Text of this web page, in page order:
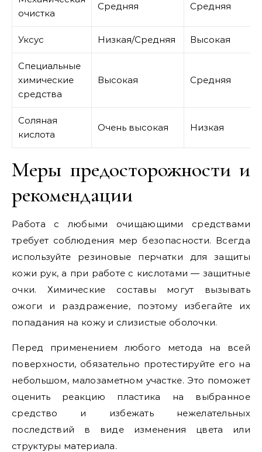
очистка
Средняя Средняя
Уксус Низкая/Средняя Высокая
Специальные
химические
средства
Высокая Средняя
Соляная
кислота
Очень высокая Низкая
Меры предосторожности и
рекомендации
Работа с любыми очищающими средствами
требует соблюдения мер безопасности. Всегда
используйте резиновые перчатки для защиты
кожи рук, а при работе с кислотами — защитные
очки. Химические составы могут вызывать
ожоги и раздражение, поэтому избегайте их
попадания на кожу и слизистые оболочки.
Перед применением любого метода на всей
поверхности, обязательно протестируйте его на
небольшом, малозаметном участке. Это поможет
оценить реакцию пластика на выбранное
средство и избежать нежелательных
последствий в виде изменения цвета или
структуры материала.